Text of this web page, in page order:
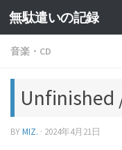
コンテンツへスキップ
無駄遣いの記録
音楽・CD
Unfinished
BYMIZ. · 2024年4月21日